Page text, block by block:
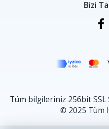
Bizi
Tüm bilgileriniz 256bit SSL
© 2025 Tüm